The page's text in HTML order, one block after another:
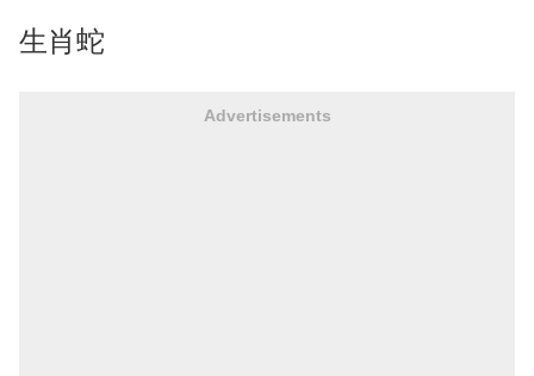
生肖蛇
Advertisements